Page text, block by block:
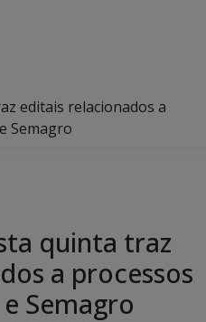
editais relacionados a
Semagro
quinta traz
a processos
Semagro